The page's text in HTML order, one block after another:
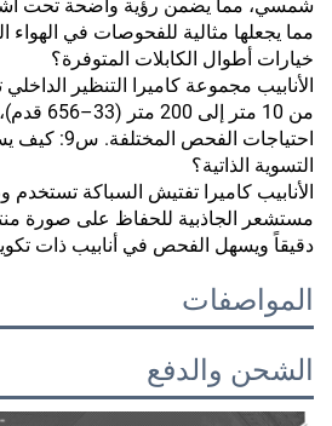
شمسي، مما يضمن رؤية واضحة تحت
مما يجعلها مثالية للفحوصات في الهواء
خيارات أطوال الكابلات المتوفرة؟
الأنابيب مجموعة كاميرا التنظير الداخلي
من 10 متر
احتياجات الفحص المختلفة.
س9: كيف
التسوية الذاتية؟
الأنابيب كاميرا تفتيش السباكة تستخدم
مستشعر الجاذبية للحفاظ على صورة
دقيقاً ويسهل الفحص في أنابيب ذات
المواصفات
الشحن والدفع